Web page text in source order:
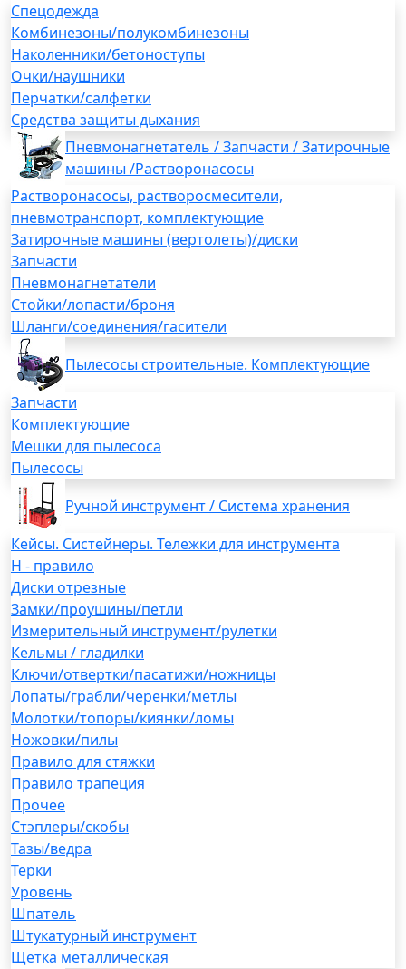
Спецодежда
Комбинезоны/полукомбинезоны
Наколенники/бетоноступы
Очки/наушники
Перчатки/салфетки
Средства защиты дыхания
Пневмонагнетатель / Запчасти / Затирочные
машины /Растворонасосы
Растворонасосы, растворосмесители,
пневмотранспорт, комплектующие
Затирочные машины (вертолеты)/диски
Запчасти
Пневмонагнетатели
Стойки/лопасти/броня
Шланги/соединения/гасители
Пылесосы строительные. Комплектующие
Запчасти
Комплектующие
Мешки для пылесоса
Пылесосы
Ручной инструмент / Система хранения
Кейсы. Систейнеры. Тележки для инструмента
H - правило
Диски отрезные
Замки/проушины/петли
Измерительный инструмент/рулетки
Кельмы / гладилки
Ключи/отвертки/пасатижи/ножницы
Лопаты/грабли/черенки/метлы
Молотки/топоры/киянки/ломы
Ножовки/пилы
Правило для стяжки
Правило трапеция
Прочее
Стэплеры/скобы
Тазы/ведра
Терки
Уровень
Шпатель
Штукатурный инструмент
Щетка металлическая